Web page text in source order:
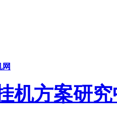
网
机方案研